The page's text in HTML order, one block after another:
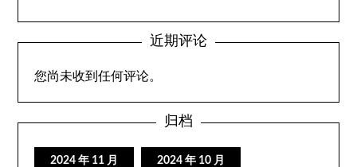
近期评论
您尚未收到任何评论。
归档
2024 年 11 月 2024 年 10 月